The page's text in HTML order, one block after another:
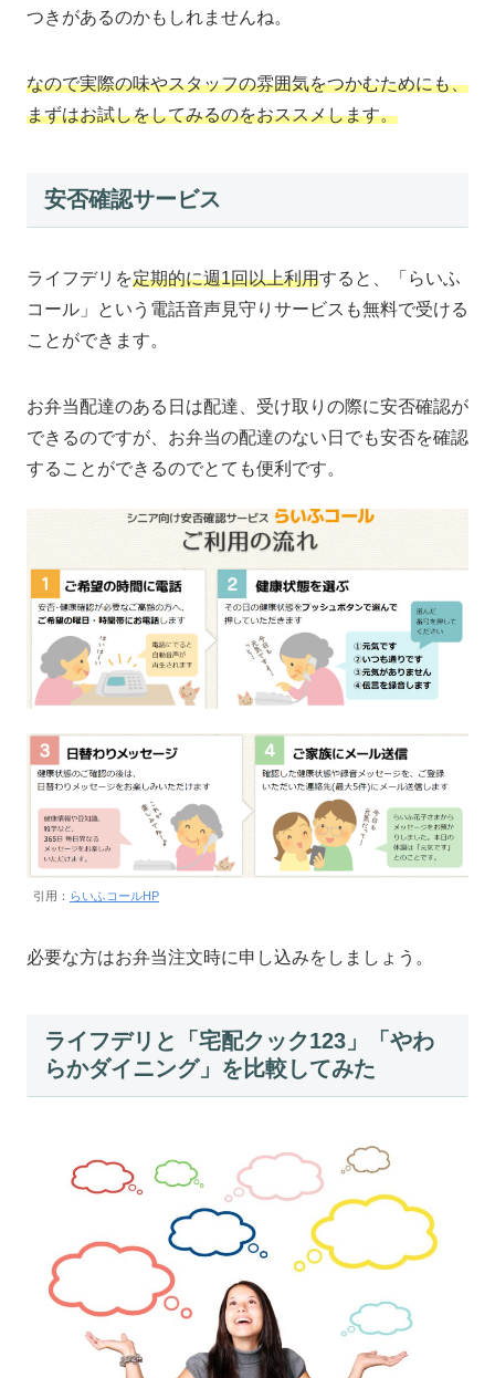
つきがあるのかもしれませんね。
なので実際の味やスタッフの雰囲気をつかむためにも、
まずはお試しをしてみるのをおススメします。
安否確認サービス
ライフデリを定期的に週1回以上利用すると、「らいふ
コール」という電話音声見守りサービスも無料で受ける
ことができます。
お弁当配達のある日は配達、受け取りの際に安否確認が
できるのですが、お弁当の配達のない日でも安否を確認
することができるのでとても便利です。
引用： らいふコールHP
必要な方はお弁当注文時に申し込みをしましょう。
ライフデリと「宅配クック123」「やわ
らかダイニング」を比較してみた